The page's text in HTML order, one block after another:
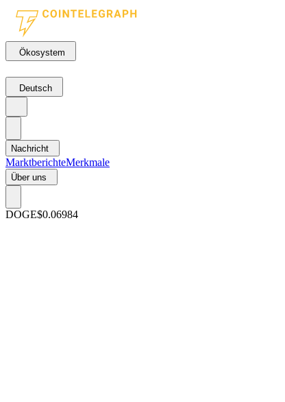
Ökosystem
Deutsch
Nachricht
MarktberichteMerkmale
Über uns
DOGE$0.06984